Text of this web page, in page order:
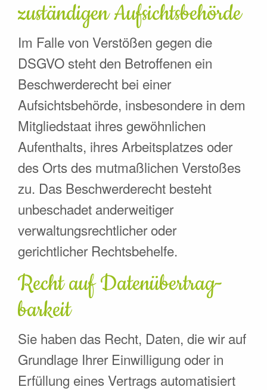
zuständigen Aufsichts­behörde
Im Falle von Verstößen gegen die
DSGVO steht den Betroffenen ein
Beschwerderecht bei einer
Aufsichtsbehörde, insbesondere in dem
Mitgliedstaat ihres gewöhnlichen
Aufenthalts, ihres Arbeitsplatzes oder
des Orts des mutmaßlichen Verstoßes
zu. Das Beschwerderecht besteht
unbeschadet anderweitiger
verwaltungsrechtlicher oder
gerichtlicher Rechtsbehelfe.
Recht auf Daten­übertrag­
barkeit
Sie haben das Recht, Daten, die wir auf
Grundlage Ihrer Einwilligung oder in
Erfüllung eines Vertrags automatisiert